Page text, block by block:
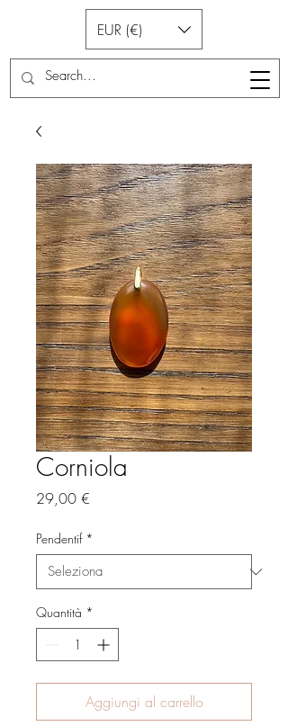
EUR (€)
Corniola
29,00 €
Pendentif *
Quantità *
Aggiungi al carrello